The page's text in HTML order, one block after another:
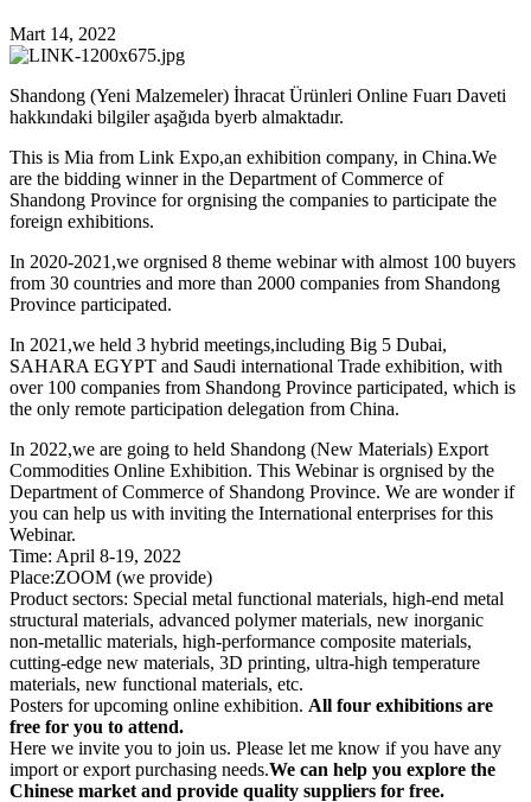
Mart 14, 2022
Shandong (Yeni Malzemeler) İhracat Ürünleri Online Fuarı Daveti
hakkındaki bilgiler aşağıda byerb almaktadır.
This is Mia from Link Expo,an exhibition company, in China.We
are the bidding winner in the Department of Commerce of
Shandong Province for orgnising the companies to participate the
foreign exhibitions.
In 2020-2021,we orgnised 8 theme webinar with almost 100 buyers
from 30 countries and more than 2000 companies from Shandong
Province participated.
In 2021,we held 3 hybrid meetings,including Big 5 Dubai,
SAHARA EGYPT and Saudi international Trade exhibition, with
over 100 companies from Shandong Province participated, which is
the only remote participation delegation from China.
In 2022,we are going to held Shandong (New Materials) Export
Commodities Online Exhibition. This Webinar is orgnised by the
Department of Commerce of Shandong Province. We are wonder if
you can help us with inviting the International enterprises for this
Webinar.
Time: April 8-19, 2022
Place:ZOOM (we provide)
Product sectors: Special metal functional materials, high-end metal
structural materials, advanced polymer materials, new inorganic
non-metallic materials, high-performance composite materials,
cutting-edge new materials, 3D printing, ultra-high temperature
materials, new functional materials, etc.
Posters for upcoming online exhibition. All four exhibitions are
free for you to attend.
Here we invite you to join us. Please let me know if you have any
import or export purchasing needs.We can help you explore the
Chinese market and provide quality suppliers for free.